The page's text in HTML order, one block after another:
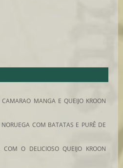
MANGA E QUEIJO KROON
COM BATATAS E PURÊ DE
O DELICIOSO QUEIJO KROON